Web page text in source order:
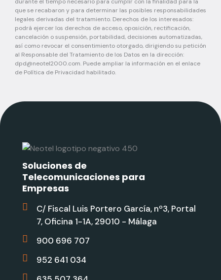
que se recabaron y para determinar las posibles responsabilidades
legales derivadas del tratamiento. Derechos de los interesados:
podrá ejercer los derechos de acceso, oposición, rectificación,
cancelación o suspensión, portabilidad, decisiones automatizadas,
así como revocar el consentimiento otorgado, dirigiendo su petición
al Responsable del Tratamiento de los Datos en la dirección:
dpd@neotel2000.com. Puede ampliar la información en el enlace
de Política de Privacidad habilitado.
Soluciones de
Telecomunicaciones para
Empresas
C/ Fiscal Luis Portero García, nº3, Portal
7, Oficina 1-1A, 29010 - Málaga
900 696 707
952 641 034